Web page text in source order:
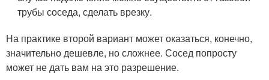
трубы соседа, сделать врезку.
На практике второй вариант может оказаться, конечно,
значительно дешевле, но сложнее. Сосед попросту
может не дать вам на это разрешение.